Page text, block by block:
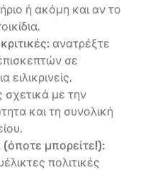
ή ακόμη και αν το
ανατρέξτε
σε
ειλικρινείς,
σχετικά με την
και τη συνολική
(όποτε μπορείτε!):
πολιτικές